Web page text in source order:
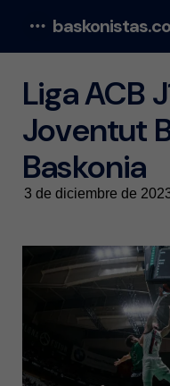
Liga ACB
Joventut
Baskonia
3 de diciembre de